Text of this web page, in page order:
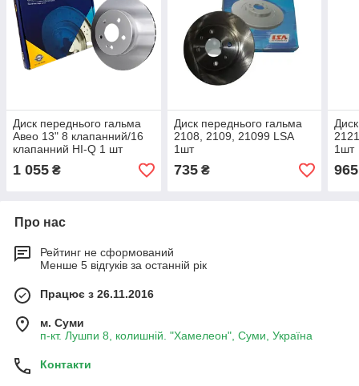
Диск переднього гальма
Авео 13" 8 клапанний/16
клапанний HI-Q 1 шт
(96574633)
1 055 ₴
Диск переднього гальма
2108, 2109, 21099 LSA
1шт
735₴
1шт
965
Про нас
Рейтинг не сформований
Менше 5 відгуків за останній рік
Працює з 26.11.2016
м. Суми
п-кт. Лушпи 8, колишній. "Хамелеон", Суми, Україна
Контакти